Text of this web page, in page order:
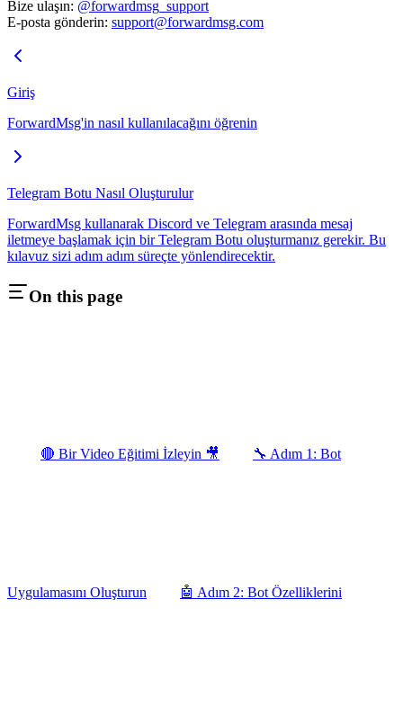
Bize ulaşın: @forwardmsg_support
E-posta gönderin: support@forwardmsg.com
Giriş
ForwardMsg'in nasıl kullanılacağını öğrenin
Telegram Botu Nasıl Oluşturulur
ForwardMsg kullanarak Discord ve Telegram arasında mesaj
iletmeye başlamak için bir Telegram Botu oluşturmanız gerekir. Bu
kılavuz sizi adım adım süreçte yönlendirecektir.
On this page
🔴 Bir Video Eğitimi İzleyin 🎥 🔧 Adım 1: Bot
Uygulamasını Oluşturun 🤖 Adım 2: Bot Özelliklerini